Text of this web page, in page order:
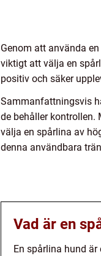
Genom att använda
viktigt att välja en
positiv och säker
Sammanfattningsvis
de behåller kontrollen.
välja en spårlina av
denna användbara
Vad är en
En spårlina hund